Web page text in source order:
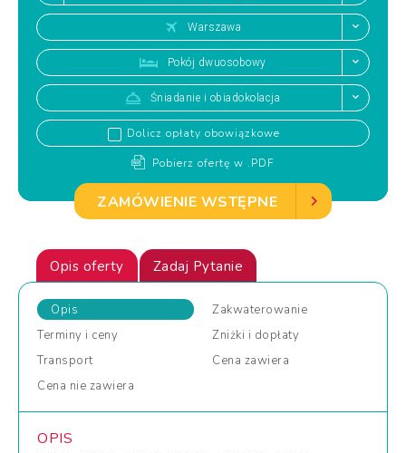
Warszawa
Pokój dwuosobowy
Śniadanie i obiadokolacja
Dolicz opłaty obowiązkowe
Pobierz ofertę w .PDF
ZAMÓWIENIE WSTĘPNE
Opis oferty Zadaj Pytanie
Opis
Zakwaterowanie
Terminy i ceny Zniżki i dopłaty
Transport
Cena zawiera
Cena nie zawiera
OPIS